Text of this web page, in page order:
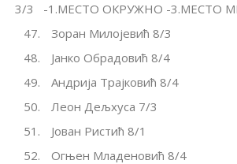
3/3 -1.МЕСТО ОКРУЖНО -3.МЕСТО
Зоран Милојевић 8/3
Јанко Обрадовић 8/4
Андрија Трајковић 8/4
Леон Дељхуса 7/3
Јован Ристић 8/1
Огњен Младеновић 8/4